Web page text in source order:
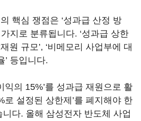
핵심 쟁점은 ‘성과급 산정 방
지로 분류됩니다. ‘성과급 상한
재원 규모’, ‘비메모리 사업부에 대
’ 등입니다.
익의 15%’를 성과급 재원으로 활
로 설정된 상한제 ’를 폐지해야 한
니다. 올해 삼성전자 반도체 사업